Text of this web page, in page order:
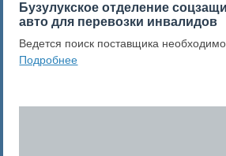
Бузулукское отделение
авто для перевозки инвалидов
Ведется поиск поставщика
Подробнее